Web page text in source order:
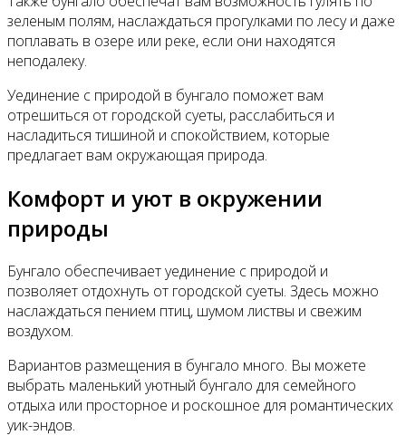
зеленым полям, наслаждаться прогулками по лесу и даже
поплавать в озере или реке, если они находятся
неподалеку.
Уединение с природой в бунгало поможет вам
отрешиться от городской суеты, расслабиться и
насладиться тишиной и спокойствием, которые
предлагает вам окружающая природа.
Комфорт и уют в окружении
природы
Бунгало обеспечивает уединение с природой и
позволяет отдохнуть от городской суеты. Здесь можно
наслаждаться пением птиц, шумом листвы и свежим
воздухом.
Вариантов размещения в бунгало много. Вы можете
выбрать маленький уютный бунгало для семейного
отдыха или просторное и роскошное для романтических
уик-эндов.